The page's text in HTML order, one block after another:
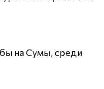
на Сумы, среди